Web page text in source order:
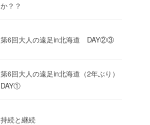
か？？
第6回大人の遠足in北海道 DAY②③
第6回大人の遠足in北海道（2年ぶり）
DAY①
持続と継続